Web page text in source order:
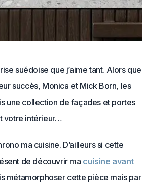
suédoise que j’aime tant. Alors que
succès, Monica et Mick Born, les
une collection de façades et portes
votre intérieur…
ma cuisine. D’ailleurs si cette
de découvrir ma cuisine avant
métamorphoser cette pièce mais par